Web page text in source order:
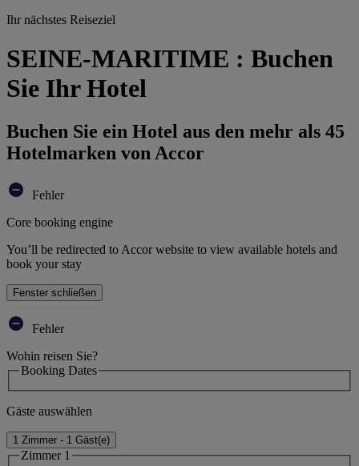
Ihr nächstes Reiseziel
SEINE-MARITIME : Buchen
Sie Ihr Hotel
Buchen Sie ein Hotel aus den mehr als 45
Hotelmarken von Accor
Fehler
Core booking engine
You’ll be redirected to Accor website to view available hotels and
book your stay
Fenster schließen
Fehler
Wohin reisen Sie?
Booking Dates
Gäste auswählen
1 Zimmer - 1 Gäst(e)
Zimmer 1